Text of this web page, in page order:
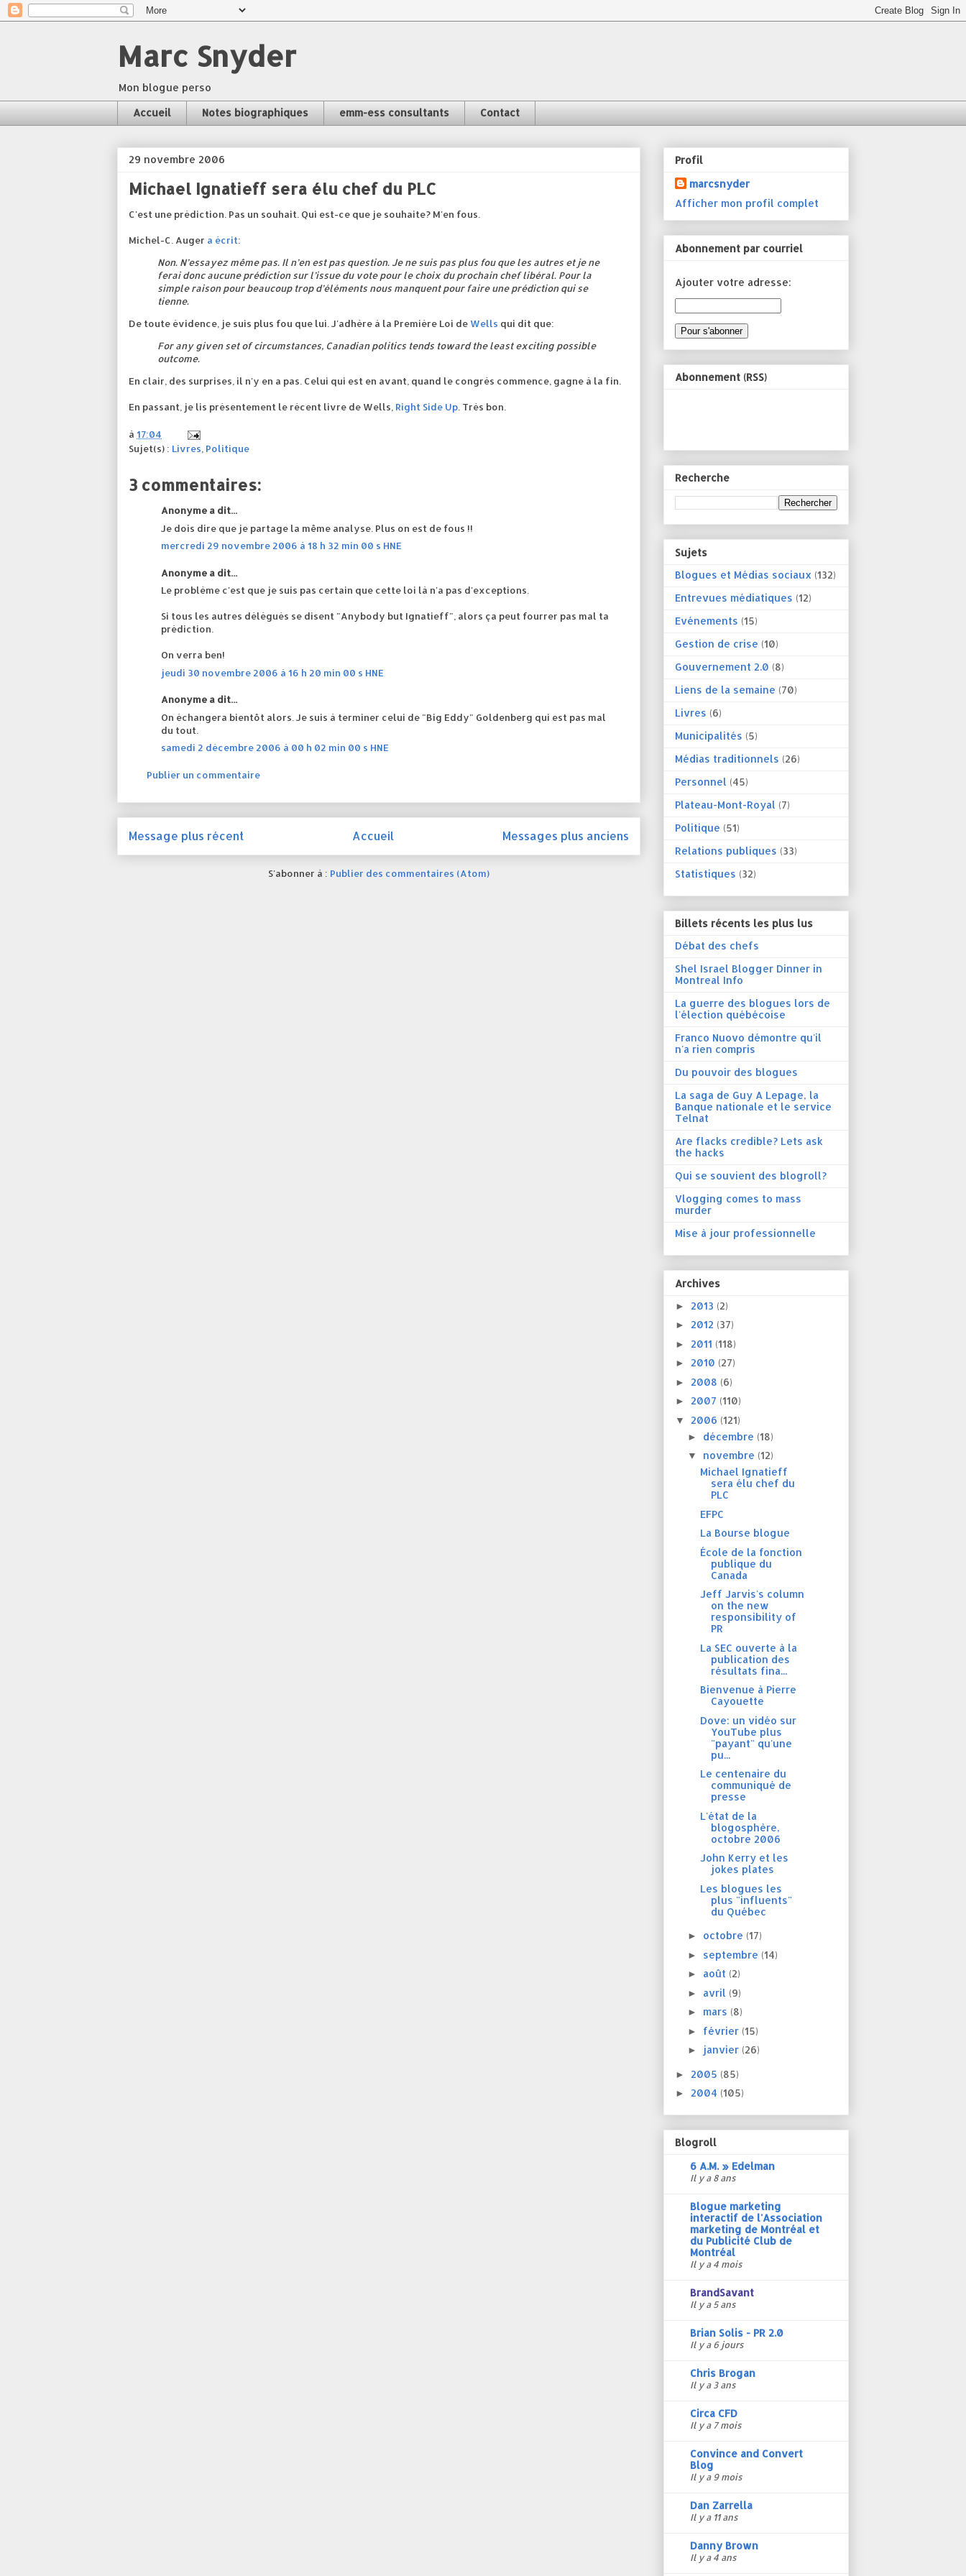
Marc Snyder
Mon blogue perso
Accueil Notes biographiques emm-ess consultants Contact
29 novembre 2006
Michael Ignatieff sera élu chef du PLC
C'est une prédiction. Pas un souhait. Qui est-ce que je souhaite? M'en fous.
Michel-C. Auger a écrit:
Non. N’essayez même pas. Il n’en est pas question. Je ne suis pas plus fou que les autres et je ne
ferai donc aucune prédiction sur l’issue du vote pour le choix du prochain chef libéral. Pour la
simple raison pour beaucoup trop d’éléments nous manquent pour faire une prédiction qui se
tienne.
De toute évidence, je suis plus fou que lui. J'adhère à la Première Loi de Wells qui dit que:
For any given set of circumstances, Canadian politics tends toward the least exciting possible
outcome.
En clair, des surprises, il n'y en a pas. Celui qui est en avant, quand le congrès commence, gagne à la fin.
En passant, je lis présentement le récent livre de Wells, Right Side Up . Très bon.
à 17:04
Sujet(s) : Livres, Politique
3 commentaires:
Anonyme a dit...
Je dois dire que je partage la même analyse. Plus on est de fous !!
mercredi 29 novembre 2006 à 18 h 32 min 00 s HNE
Anonyme a dit...
Le problème c'est que je suis pas certain que cette loi là n'a pas d'exceptions.
Si tous les autres délégués se disent "Anybody but Ignatieff", alors ça peut fourrer pas mal ta
prédiction.
On verra ben!
jeudi 30 novembre 2006 à 16 h 20 min 00 s HNE
Anonyme a dit...
On échangera bientôt alors. Je suis à terminer celui de "Big Eddy" Goldenberg qui est pas mal
du tout.
samedi 2 décembre 2006 à 00 h 02 min 00 s HNE
Publier un commentaire
Message plus récent Messages plus anciens
Accueil
S'abonner à : Publier des commentaires (Atom)
Profil
marcsnyder
Afficher mon profil complet
Abonnement par courriel
Ajouter votre adresse:
Abonnement (RSS)
Recherche
Sujets
Blogues et Médias sociaux (132)
Entrevues médiatiques (12)
Evénements (15)
Gestion de crise (10)
Gouvernement 2.0 (8)
Liens de la semaine (70)
Livres (6)
Municipalités (5)
Médias traditionnels (26)
Personnel (45)
Plateau-Mont-Royal (7)
Politique (51)
Relations publiques (33)
Statistiques (32)
Billets récents les plus lus
Débat des chefs
Shel Israel Blogger Dinner in
Montreal Info
La guerre des blogues lors de
l'élection québécoise
Franco Nuovo démontre qu'il
n'a rien compris
Du pouvoir des blogues
La saga de Guy A Lepage, la
Banque nationale et le service
Telnat
Are flacks credible? Lets ask
the hacks
Qui se souvient des blogroll?
Vlogging comes to mass
murder
Mise à jour professionnelle
Archives
► 2013 (2)
► 2012 (37)
► 2011 (118)
► 2010 (27)
► 2008 (6)
► 2007 (110)
▼ 2006 (121)
► décembre (18)
▼ novembre (12)
Michael Ignatieff
sera élu chef du
PLC
EFPC
La Bourse blogue
École de la fonction
publique du
Canada
Jeff Jarvis's column
on the new
responsibility of
PR
La SEC ouverte à la
publication des
résultats fina...
Bienvenue à Pierre
Cayouette
Dove: un vidéo sur
YouTube plus
"payant" qu'une
pu...
Le centenaire du
communiqué de
presse
L'état de la
blogosphère,
octobre 2006
John Kerry et les
jokes plates
Les blogues les
plus "influents"
du Québec
► octobre (17)
► septembre (14)
► août (2)
► avril (9)
► mars (8)
► février (15)
► janvier (26)
► 2005 (85)
► 2004 (105)
Blogroll
6 A.M. » Edelman
Il y a 8 ans
Blogue marketing
interactif de l'Association
marketing de Montréal et
du Publicité Club de
Montréal
Il y a 4 mois
BrandSavant
Il y a 5 ans
Brian Solis - PR 2.0
Il y a 6 jours
Chris Brogan
Il y a 3 ans
Circa CFD
Il y a 7 mois
Convince and Convert
Blog
Il y a 9 mois
Dan Zarrella
Il y a 11 ans
Danny Brown
Il y a 4 ans